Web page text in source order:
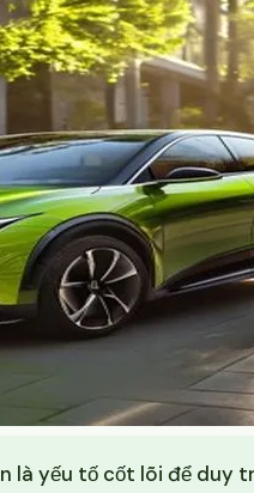
là yếu tố cốt lõi để duy